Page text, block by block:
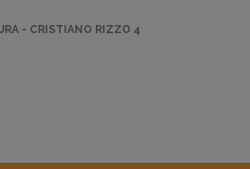
- CRISTIANO RIZZO 4